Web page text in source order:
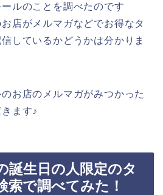
ルのことを調べたのです
店がメルマガなどでお得なタ
しているかどうかは分かりま
お店のメルマガがみつかった
ます♪
誕生日の人限定のタ
索で調べてみた！